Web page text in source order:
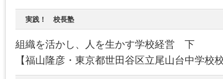
実践！ 校長塾
組織を活かし、人を生かす学校経営 下
【福山隆彦・東京都世田谷区立尾山台中学校